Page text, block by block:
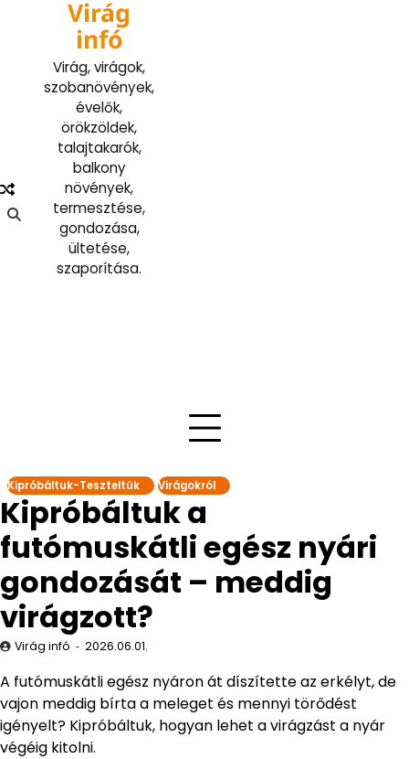
Virág
infó
Virág, virágok,
szobanövények,
évelők,
örökzöldek,
talajtakarók,
balkony
növények,
termesztése,
gondozása,
ültetése,
szaporítása.
Kipróbáltuk-Teszteltük Virágokról
Kipróbáltuk a
futómuskátli egész nyári
gondozását – meddig
virágzott?
Virág infó 2026.06.01.
A futómuskátli egész nyáron át díszítette az erkélyt, de
vajon meddig bírta a meleget és mennyi törődést
igényelt? Kipróbáltuk, hogyan lehet a virágzást a nyár
végéig kitolni.